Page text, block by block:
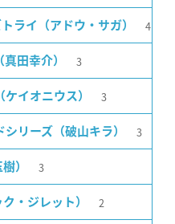
ライ（アドウ・サガ） 4
田幸介） 3
イオニウス） 3
リーズ（破山キラ） 3
） 3
・ジレット） 2